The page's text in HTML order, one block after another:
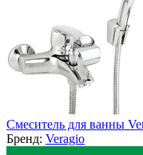
Смеситель для ванны
Бренд: Veragio